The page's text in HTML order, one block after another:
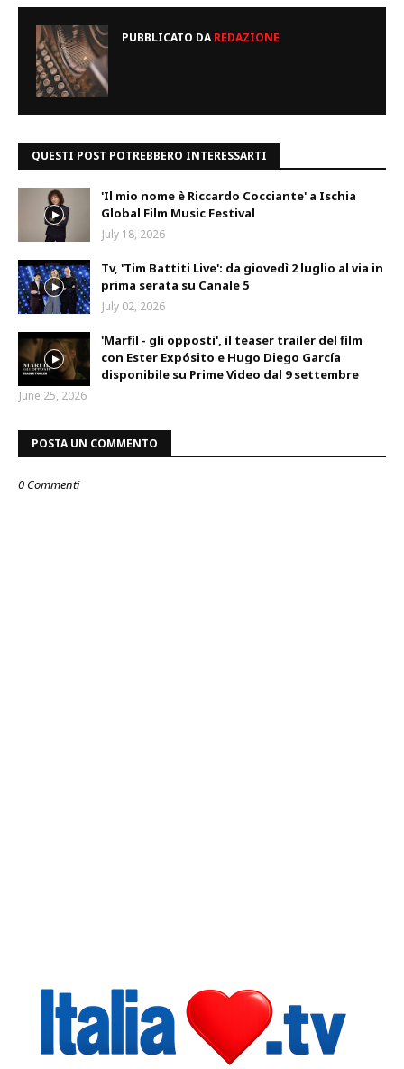
PUBBLICATO DAREDAZIONE
QUESTI POST POTREBBERO INTERESSARTI
'Il mio nome è Riccardo Cocciante' a Ischia
Global Film Music Festival
July 18, 2026
Tv, 'Tim Battiti Live': da giovedì 2 luglio al via in
prima serata su Canale 5
July 02, 2026
'Marfil - gli opposti', il teaser trailer del film
con Ester Expósito e Hugo Diego García
disponibile su Prime Video dal 9 settembre
June 25, 2026
POSTA UN COMMENTO
0 Commenti